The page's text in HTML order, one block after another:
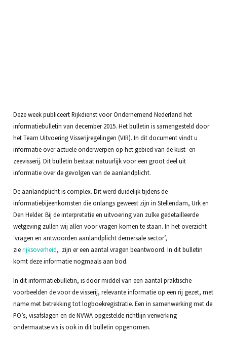
Deze week publiceert Rijkdienst voor Ondernemend Nederland het
informatiebulletin van december 2015. Het bulletin is samengesteld door
het Team Uitvoering Visserijregelingen (VIR). In dit document vindt u
informatie over actuele onderwerpen op het gebied van de kust- en
zeevisserij. Dit bulletin bestaat natuurlijk voor een groot deel uit
informatie over de gevolgen van de aanlandplicht.
De aanlandplicht is complex. Dit werd duidelijk tijdens de
informatiebijeenkomsten die onlangs geweest zijn in Stellendam, Urk en
Den Helder. Bij de interpretatie en uitvoering van zulke gedetailleerde
wetgeving zullen wij allen voor vragen komen te staan. In het overzicht
‘vragen en antwoorden aanlandplicht demersale sector’,
zierijksoverheid, zijn er een aantal vragen beantwoord. In dit bulletin
komt deze informatie nogmaals aan bod.
In dit informatiebulletin, is door middel van een aantal praktische
voorbeelden de voor de visserij, relevante informatie op een rij gezet, met
name met betrekking tot logboekregistratie. Een in samenwerking met de
PO’s, visafslagen en de NVWA opgestelde richtlijn verwerking
ondermaatse vis is ook in dit bulletin opgenomen.